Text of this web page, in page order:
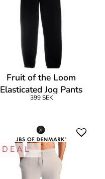
Fruit of the Loom
Elasticated Jog Pants
399 SEK
D E A L